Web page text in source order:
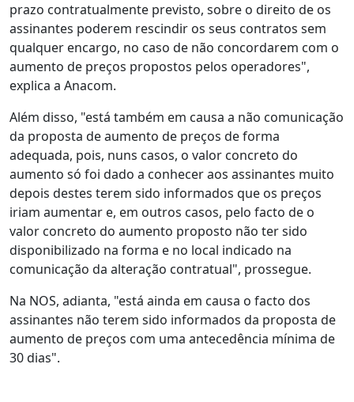
prazo contratualmente previsto, sobre o direito de os
assinantes poderem rescindir os seus contratos sem
qualquer encargo, no caso de não concordarem com o
aumento de preços propostos pelos operadores",
explica a Anacom.
Além disso, "está também em causa a não comunicação
da proposta de aumento de preços de forma
adequada, pois, nuns casos, o valor concreto do
aumento só foi dado a conhecer aos assinantes muito
depois destes terem sido informados que os preços
iriam aumentar e, em outros casos, pelo facto de o
valor concreto do aumento proposto não ter sido
disponibilizado na forma e no local indicado na
comunicação da alteração contratual", prossegue.
Na NOS, adianta, "está ainda em causa o facto dos
assinantes não terem sido informados da proposta de
aumento de preços com uma antecedência mínima de
30 dias".